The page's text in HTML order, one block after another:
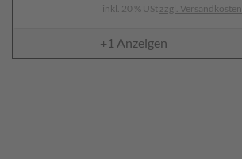
inkl. 20 % USt zzgl. Versandkosten
+1 Anzeigen